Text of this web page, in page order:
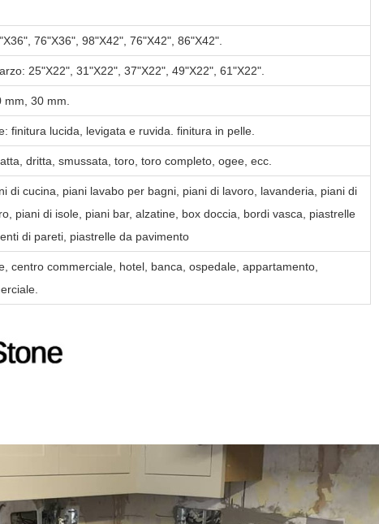
76"X36", 98"X42", 76"X42", 86"X42".
25"X22", 31"X22", 37"X22", 49"X22", 61"X22".
30 mm.
finitura lucida, levigata e ruvida. finitura in pelle.
dritta, smussata, toro, toro completo, ogee, ecc.
di cucina, piani lavabo per bagni, piani di lavoro, lavanderia, piani di
piani di isole, piani bar, alzatine, box doccia, bordi vasca, piastrelle
di pareti, piastrelle da pavimento
centro commerciale, hotel, banca, ospedale, appartamento,